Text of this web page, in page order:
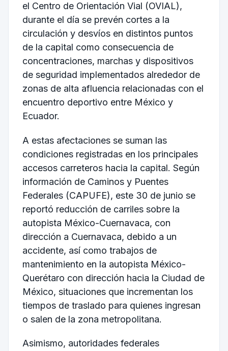
el Centro de Orientación Vial (OVIAL),
durante el día se prevén cortes a la
circulación y desvíos en distintos puntos
de la capital como consecuencia de
concentraciones, marchas y dispositivos
de seguridad implementados alrededor de
zonas de alta afluencia relacionadas con el
encuentro deportivo entre México y
Ecuador.
A estas afectaciones se suman las
condiciones registradas en los principales
accesos carreteros hacia la capital. Según
información de Caminos y Puentes
Federales (CAPUFE), este 30 de junio se
reportó reducción de carriles sobre la
autopista México-Cuernavaca, con
dirección a Cuernavaca, debido a un
accidente, así como trabajos de
mantenimiento en la autopista México-
Querétaro con dirección hacia la Ciudad de
México, situaciones que incrementan los
tiempos de traslado para quienes ingresan
o salen de la zona metropolitana.
Asimismo, autoridades federales